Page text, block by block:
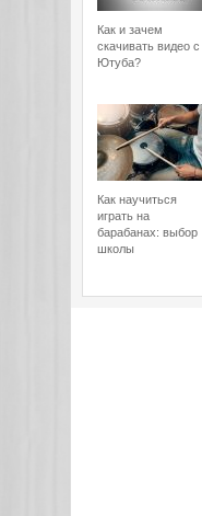
Как и зачем
скачивать видео с
Ютуба?
Как научиться
играть на
барабанах: выбор
школы